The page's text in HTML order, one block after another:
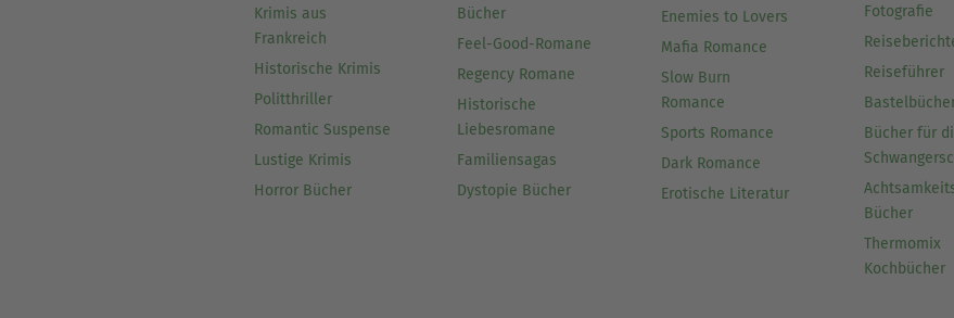
Krimis aus
Frankreich
Historische Krimis
Politthriller
Romantic Suspense
Lustige Krimis
Horror Bücher
Bücher
Feel-Good-Romane
Regency Romane
Historische
Liebesromane
Familiensagas
Dystopie Bücher
Enemies to Lovers
Mafia Romance
Slow Burn
Romance
Sports Romance
Dark Romance
Erotische Literatur
Fotografie
Reiseführer
Bücher für
Bücher
Thermomix
Kochbücher